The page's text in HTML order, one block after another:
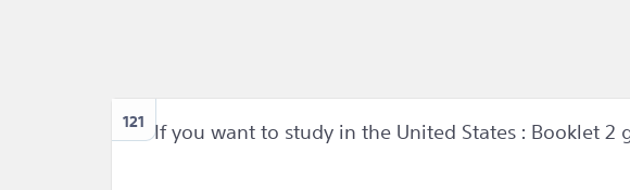
121 If you want to study in the United States : Booklet